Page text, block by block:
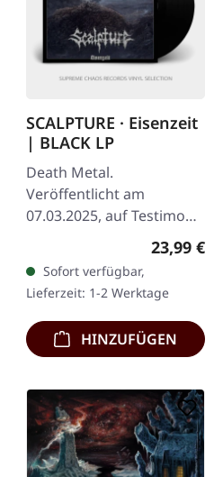
Preis:
SCALPTURE · Eisenzeit
| BLACK LP
Death Metal.
Veröffentlicht am
07.03.2025, auf Testimony
Records. Schwarzes Vinyl
im Standard-Cover mit
Insert. Limitiert auf 200
Exemplare.…
23,99 €
Sofort verfügbar,
Lieferzeit: 1-2 Werktage
HINZUFÜGEN